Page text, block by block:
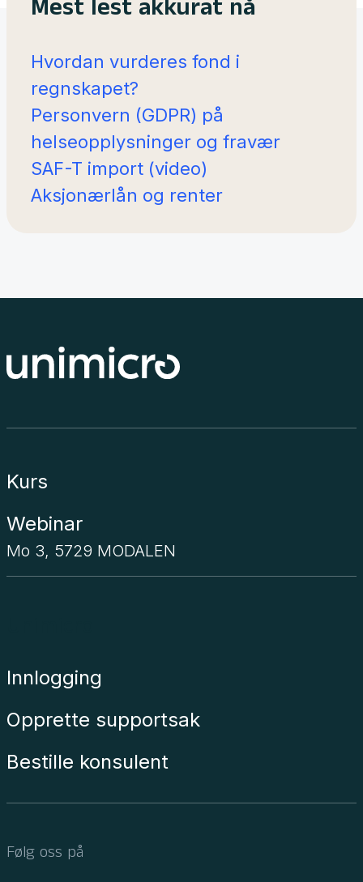
Mest lest akkurat nå
Hvordan vurderes fond i
regnskapet?
Personvern (GDPR) på
helseopplysninger og fravær
SAF-T import (video)
Aksjonærlån og renter
Kurs
Webinar
Mo 3, 5729 MODALEN
Innlogging
Opprette supportsak
Bestille konsulent
Følg oss på